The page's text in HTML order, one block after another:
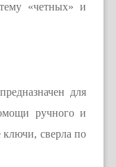
«четных» и
для
ручного и
ключи, сверла по